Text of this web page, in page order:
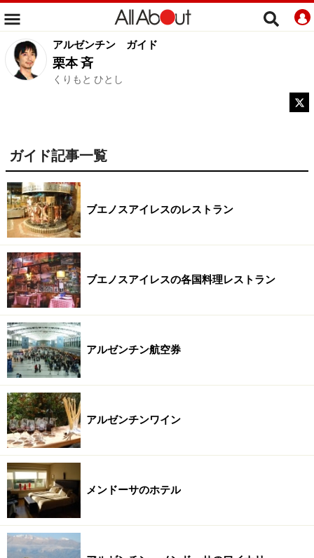
アルゼンチン ガイド
栗本 斉
くりもと ひとし
ガイド記事一覧
ブエノスアイレスのレストラン
ブエノスアイレスの各国料理レストラン
アルゼンチン航空券
アルゼンチンワイン
メンドーサのホテル